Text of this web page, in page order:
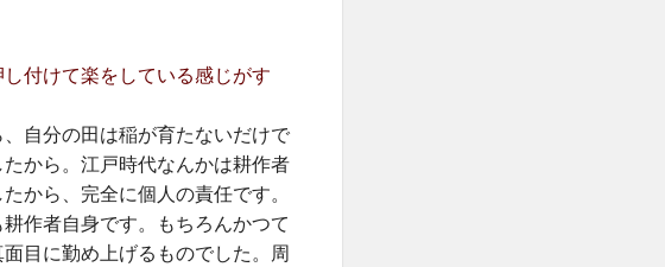
付けて楽をしている感じがす
自分の田は稲が育たないだけで
から。江戸時代なんかは耕作者
から、完全に個人の責任です。
作者自身です。もちろんかつて
目に勤め上げるものでした。周